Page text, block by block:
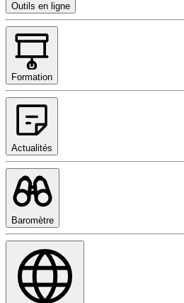
Outils en ligne
Formation
Actualités
Baromètre